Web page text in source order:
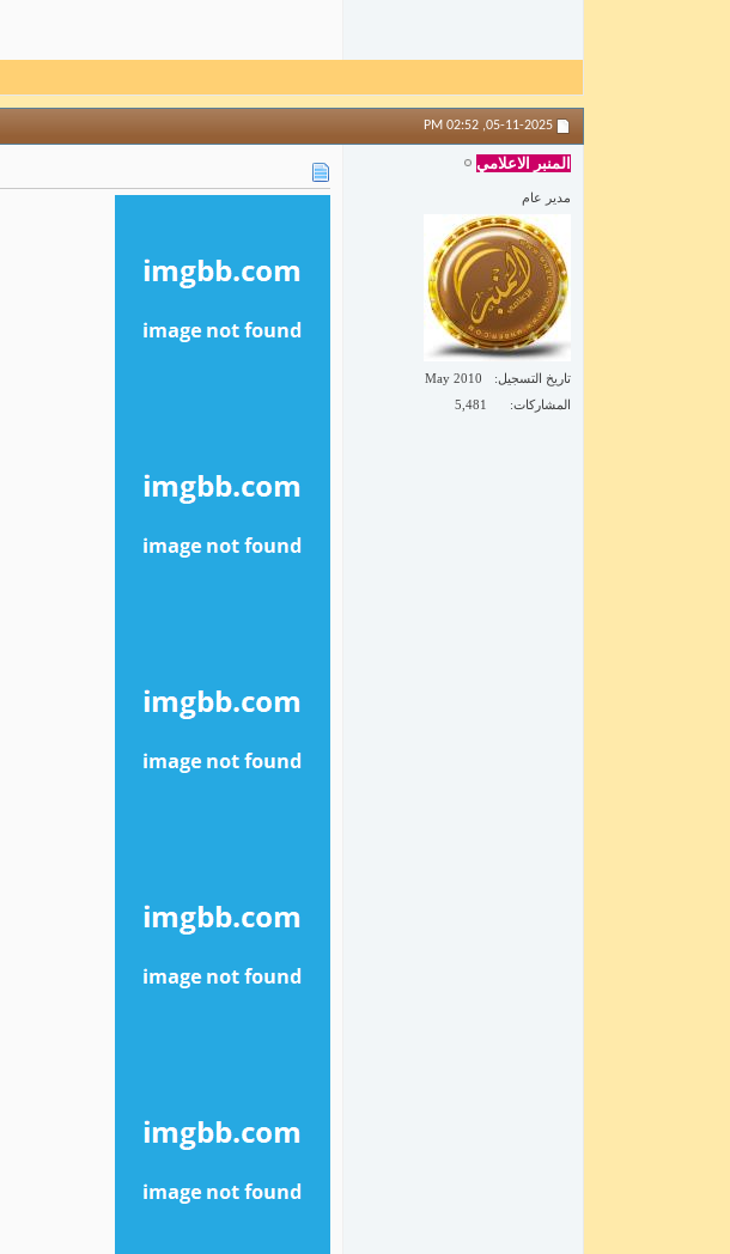
05-11-2025,
02:52 PM
المنبر الاعلامي
مدير عام
تاريخ التسجيل
May 2010
المشاركات
5,481